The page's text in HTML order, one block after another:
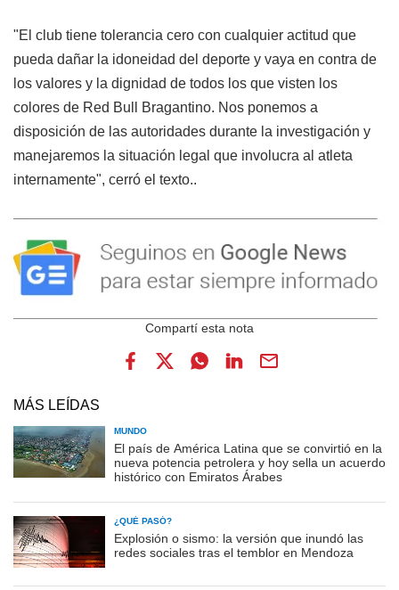
"El club tiene tolerancia cero con cualquier actitud que
pueda dañar la idoneidad del deporte y vaya en contra de
los valores y la dignidad de todos los que visten los
colores de Red Bull Bragantino. Nos ponemos a
disposición de las autoridades durante la investigación y
manejaremos la situación legal que involucra al atleta
internamente", cerró el texto..
MÁS LEÍDAS
MUNDO
El país de América Latina que se convirtió en la
nueva potencia petrolera y hoy sella un acuerdo
histórico con Emiratos Árabes
¿QUÉ PASÓ?
Explosión o sismo: la versión que inundó las
redes sociales tras el temblor en Mendoza